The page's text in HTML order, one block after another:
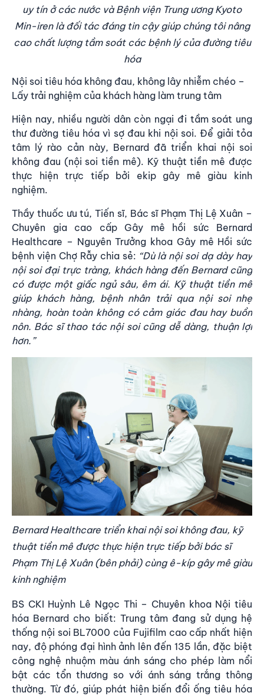
uy tín ở các nước và Bệnh viện Trung ương Kyoto
Min-iren là đối tác đáng tin cậy giúp chúng tôi nâng
cao chất lượng tầm soát các bệnh lý của đường tiêu
hóa
Nội soi tiêu hóa không đau, không lây nhiễm chéo –
Lấy trải nghiệm của khách hàng làm trung tâm
Hiện nay, nhiều người dân còn ngại đi tầm soát ung
thư đường tiêu hóa vì sợ đau khi nội soi. Để giải tỏa
tâm lý rào cản này, Bernard đã triển khai nội soi
không đau (nội soi tiền mê). Kỹ thuật tiền mê được
thực hiện trực tiếp bởi ekip gây mê giàu kinh
nghiệm.
Thầy thuốc ưu tú, Tiến sĩ, Bác sĩ Phạm Thị Lệ Xuân –
Chuyên gia cao cấp Gây mê hồi sức Bernard
Healthcare – Nguyên Trưởng khoa Gây mê Hồi sức
bệnh viện Chợ Rẫy chia sẻ: “Dù là nội soi dạ dày hay
nội soi đại trực tràng, khách hàng đến Bernard cũng
có được một giấc ngủ sâu, êm ái. Kỹ thuật tiền mê
giúp khách hàng, bệnh nhân trải qua nội soi nhẹ
nhàng, hoàn toàn không có cảm giác đau hay buồn
nôn. Bác sĩ thao tác nội soi cũng dễ dàng, thuận lợi
hơn.”
Bernard Healthcare triển khai nội soi không đau, kỹ
thuật tiền mê được thực hiện trực tiếp bởi bác sĩ
Phạm Thị Lệ Xuân (bên phải) cùng ê-kíp gây mê giàu
kinh nghiệm
BS CKI Huỳnh Lê Ngọc Thi – Chuyên khoa Nội tiêu
hóa Bernard cho biết: Trung tâm đang sử dụng hệ
thống nội soi BL7000 của Fujifilm cao cấp nhất hiện
nay, độ phóng đại hình ảnh lên đến 135 lần, đặc biệt
công nghệ nhuộm màu ánh sáng cho phép làm nổi
bật các tổn thương so với ánh sáng trắng thông
thường. Từ đó, giúp phát hiện biến đổi ống tiêu hóa